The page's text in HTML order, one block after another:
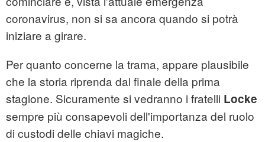
coronavirus, non si sa ancora quando si potrà
iniziare a girare.
Per quanto concerne la trama, appare plausibile
che la storia riprenda dal finale della prima
stagione. Sicuramente si vedranno i fratelli Locke
sempre più consapevoli dell'importanza del ruolo
di custodi delle chiavi magiche.